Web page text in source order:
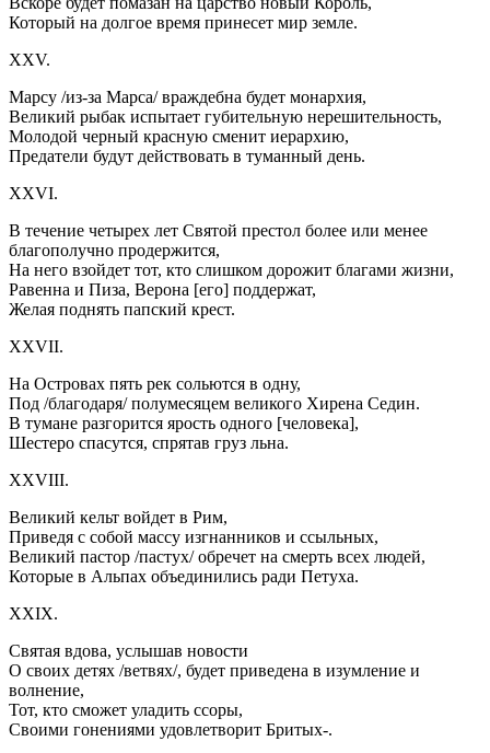
Который на долгое время принесет мир земле.
XXV.
Марсу /из-за Марса/ враждебна будет монархия,
Великий рыбак испытает губительную нерешительность,
Молодой черный красную сменит иерархию,
Предатели будут действовать в туманный день.
XXVI.
В течение четырех лет Святой престол более или менее
благополучно продержится,
На него взойдет тот, кто слишком дорожит благами жизни,
Равенна и Пиза, Верона [его] поддержат,
Желая поднять папский крест.
XXVII.
На Островах пять рек сольются в одну,
Под /благодаря/ полумесяцем великого Хирена Седин.
В тумане разгорится ярость одного [человека],
Шестеро спасутся, спрятав груз льна.
XXVIII.
Великий кельт войдет в Рим,
Приведя с собой массу изгнанников и ссыльных,
Великий пастор /пастух/ обречет на смерть всех людей,
Которые в Альпах объединились ради Петуха.
XXIX.
Святая вдова, услышав новости
О своих детях /ветвях/, будет приведена в изумление и
волнение,
Тот, кто сможет уладить ссоры,
Своими гонениями удовлетворит Бритых-.